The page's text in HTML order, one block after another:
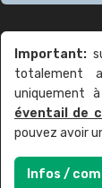
Important:
totalement
uniquement
éventail de
pouvez avoir
Infos /